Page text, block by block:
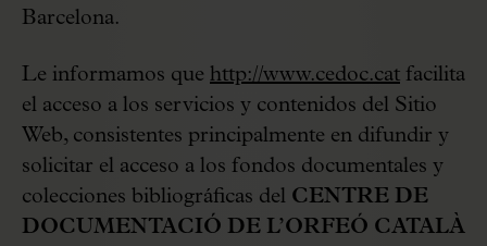
Barcelona.
Le informamos que http://www.cedoc.cat facilita
el acceso a los servicios y contenidos del Sitio
Web, consistentes principalmente en difundir y
solicitar el acceso a los fondos documentales y
colecciones bibliográficas del CENTRE DE
DOCUMENTACIÓ DE L’ORFEÓ CATALÀ